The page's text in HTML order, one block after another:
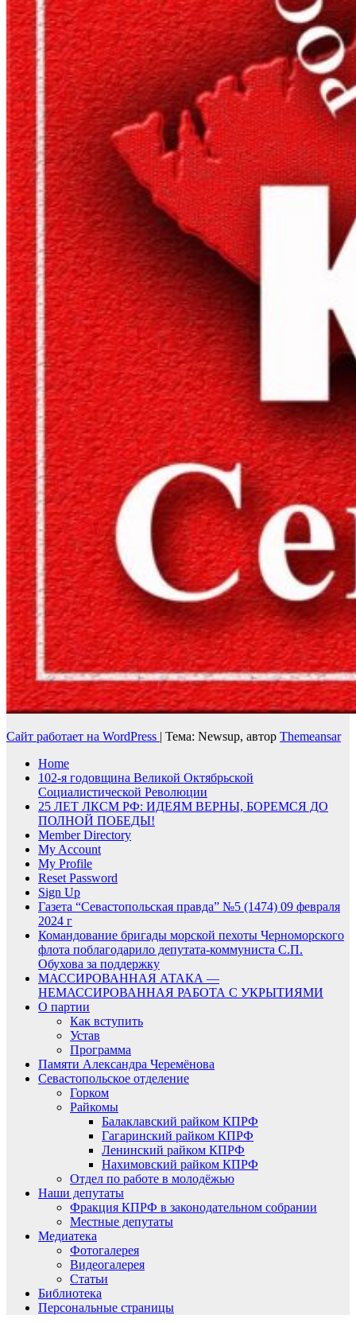
Сайт работает на WordPress | Тема: Newsup, автор Themeansar
Home
102-я годовщина Великой Октябрьской
Социалистической Революции
25 ЛЕТ ЛКСМ РФ: ИДЕЯМ ВЕРНЫ, БОРЕМСЯ ДО
ПОЛНОЙ ПОБЕДЫ!
Member Directory
My Account
My Profile
Reset Password
Sign Up
Газета “Севастопольская правда” №5 (1474) 09 февраля
2024 г
Командование бригады морской пехоты Черноморского
флота поблагодарило депутата-коммуниста С.П.
Обухова за поддержку
МАССИРОВАННАЯ АТАКА —
НЕМАССИРОВАННАЯ РАБОТА С УКРЫТИЯМИ
О партии
Как вступить
Устав
Программа
Памяти Александра Черемёнова
Севастопольское отделение
Горком
Райкомы
Балаклавский райком КПРФ
Гагаринский райком КПРФ
Ленинский райком КПРФ
Нахимовский райком КПРФ
Отдел по работе в молодёжью
Наши депутаты
Фракция КПРФ в законодательном собрании
Местные депутаты
Медиатека
Фотогалерея
Видеогалерея
Статьи
Библиотека
Персональные страницы